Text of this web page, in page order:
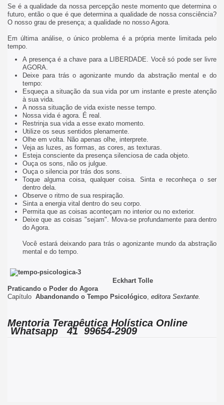
Se é a qualidade da nossa percepção neste momento que determina o
futuro, então o que é que determina a qualidade de nossa consciência?
O nosso grau de presença; a qualidade no nosso Agora.
Em última análise, o único problema é a própria mente limitada pelo
tempo.
A presença é a chave para a LIBERDADE. Você só pode ser livre
AGORA.
Deixe para trás o agonizante mundo da abstração mental e do
tempo:
Esqueça a situação da sua vida por um instante e preste atenção
à sua vida.
A nossa situação de vida existe nesse tempo.
Nossa vida é agora. É real.
Restrinja sua vida a esse exato momento.
Utilize os seus sentidos plenamente.
Olhe em volta. Não apenas olhe, interprete.
Veja as luzes, as formas, as cores, as texturas.
Esteja consciente da presença silenciosa de cada objeto.
Ouça os sons, não os julgue.
Ouça o silencia por trás dos sons.
Toque alguma coisa, qualquer coisa. Sinta e reconheça o ser
dentro dela.
Observe o ritmo de sua respiração.
Sinta a energia vital dentro do seu corpo.
Permita que as coisas aconteçam no interior ou no exterior.
Deixe que as coisas "sejam". Mova-se profundamente para dentro
do Agora.
Você estará deixando para trás o agonizante mundo da abstração
mental e do tempo.
Eckhart Tolle
Praticando o Poder do Agora
Capítulo Abandonando o Tempo Psicológico, editora Sextante.
Mentoria Terapêutica Holística Online
Whatsapp 41 99654-2909